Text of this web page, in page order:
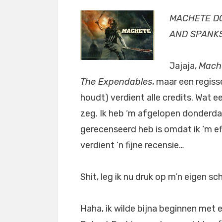
MACHETE
AND
Jajaja,
The Expendables, maar een
houdt) verdient alle credits. Wat
zeg. Ik heb ‘m afgelopen
gerecenseerd heb is omdat ik ‘m
verdient ’n fijne recensie…
Shit, leg ik nu druk op m’n eigen
Haha, ik wilde bijna beginnen